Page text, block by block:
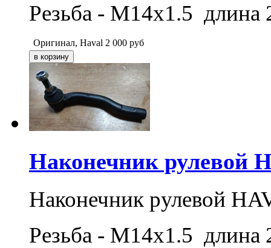
Резьба - M14x1.5 длина
Оригинал, Haval 2 000 руб
Наконечник рулевой
Наконечник рулевой
Резьба - M14x1.5 длина